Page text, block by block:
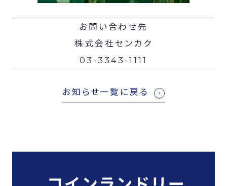
お問い合わせ先
株式会社センカク
03-3343-1111
お知らせ一覧に戻る